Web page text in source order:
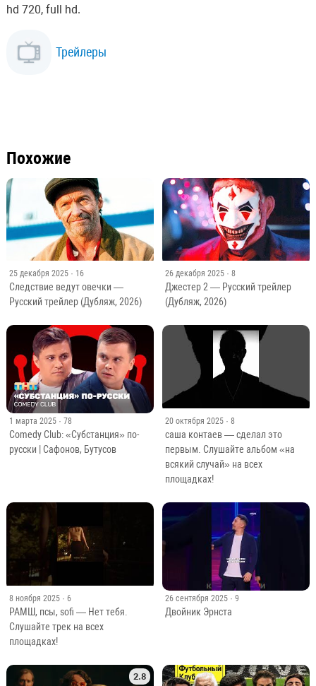
hd 720, full hd.
Трейлеры
Похожие
25 декабря 2025 · 16
Следствие ведут овечки —
Русский трейлер (Дубляж, 2026)
26 декабря 2025 · 8
Джестер 2 — Русский трейлер
(Дубляж, 2026)
1 марта 2025 · 78
Comedy Club: «Субстанция» по-
русски | Сафонов, Бутусов
20 октября 2025 · 8
саша контаев — сделал это
первым. Слушайте альбом «на
всякий случай» на всех
площадках!
8 ноября 2025 · 6
РАМШ, псы, sofi — Нет тебя.
Слушайте трек на всех
площадках!
26 сентября 2025 · 9
Двойник Эрнста
2.8